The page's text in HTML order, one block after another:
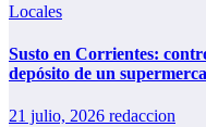
Locales
Susto en Corrientes:
depósito de un
21 julio, 2026 redaccion